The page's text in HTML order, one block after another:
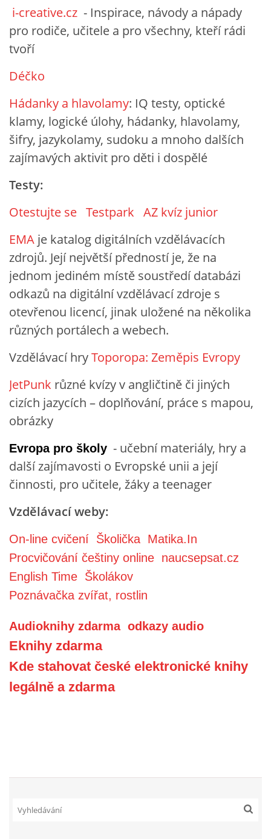
KNIHOVNÍ ŘÁD
Obecní knihovna Chrášťany
Chrášťany 74
373 04
knihovnachrastany@seznam.cz
© 2026 eStránky.cz |RSS|WebSlice |Tisk|Aktualizováno: 1. 8. 2026
i-creative.cz - Inspirace, návody a nápady
pro rodiče, učitele a pro všechny, kteří rádi
tvoří
Déčko
Hádanky a hlavolamy: IQ testy, optické
klamy, logické úlohy, hádanky, hlavolamy,
šifry, jazykolamy, sudoku a mnoho dalších
zajímavých aktivit pro děti i dospělé
Testy:
Otestujte se Testpark AZ kvíz junior
EMA je katalog digitálních vzdělávacích
zdrojů. Její největší předností je, že na
jednom jediném místě soustředí databázi
odkazů na digitální vzdělávací zdroje s
otevřenou licencí, jinak uložené na několika
různých portálech a webech.
Vzdělávací hryToporopa: Zeměpis Evropy
JetPunk různé kvízy v angličtině či jiných
cizích jazycích – doplňování, práce s mapou,
obrázky
Evropa pro školy - učební materiály, hry a
další zajímavosti o Evropské unii a její
činnosti, pro učitele, žáky a teenager
Vzdělávací weby:
Webové výsledky s odkazy na podstránky
On-line cvičení Školička Matika.In
Procvičování češtiny online naucsepsat.cz
English Time Školákov
Poznávačka zvířat, rostlin
Audioknihy zdarma odkazy audio
Eknihy zdarma
Kde stahovat české elektronické knihy
legálně a zdarma